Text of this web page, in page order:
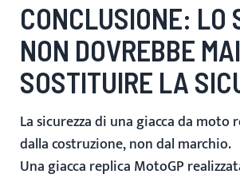
CONCLUSIONE: LO
NON DOVREBBE MAI
SOSTITUIRE LA
La sicurezza di una giacca da moto
dalla costruzione, non dal marchio.
Una giacca replica MotoGP